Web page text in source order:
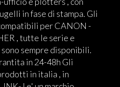
in fase di stampa. Gli
per CANON -
, tutte le serie e
sempre disponibili.
in 24-48h Gli
in italia , in